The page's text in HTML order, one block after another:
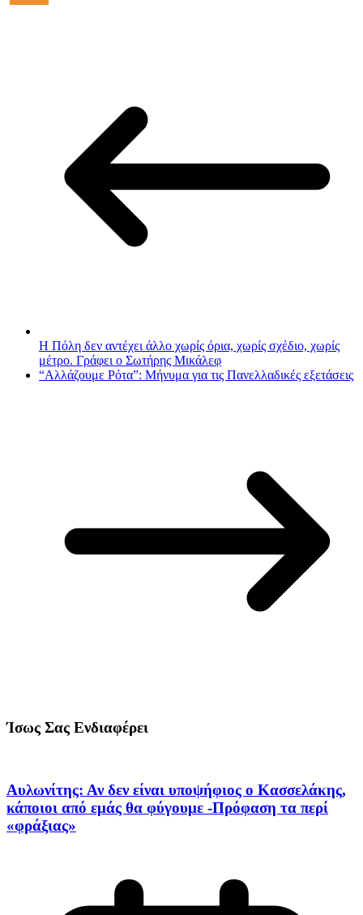
Η Πόλη δεν αντέχει άλλο χωρίς όρια, χωρίς σχέδιο, χωρίς
μέτρο. Γράφει ο Σωτήρης Μικάλεφ
“Αλλάζουμε Ρότα”: Μήνυμα για τις Πανελλαδικές εξετάσεις
Ίσως Σας Ενδιαφέρει
Αυλωνίτης: Αν δεν είναι υποψήφιος ο Κασσελάκης,
κάποιοι από εμάς θα φύγουμε -Πρόφαση τα περί
«φράξιας»